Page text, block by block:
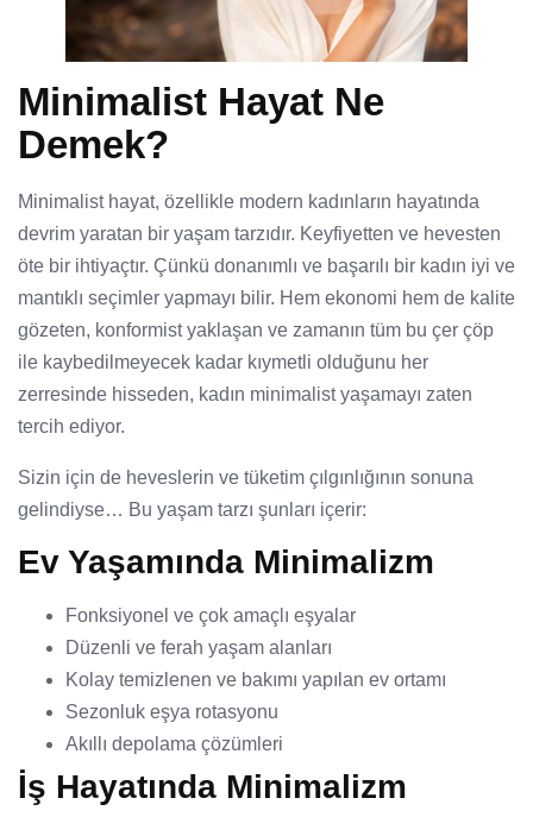
Minimalist Hayat Ne
Demek?
Minimalist hayat, özellikle modern kadınların hayatında
devrim yaratan bir yaşam tarzıdır. Keyfiyetten ve hevesten
öte bir ihtiyaçtır. Çünkü donanımlı ve başarılı bir kadın iyi ve
mantıklı seçimler yapmayı bilir. Hem ekonomi hem de kalite
gözeten, konformist yaklaşan ve zamanın tüm bu çer çöp
ile kaybedilmeyecek kadar kıymetli olduğunu her
zerresinde hisseden, kadın minimalist yaşamayı zaten
tercih ediyor.
Sizin için de heveslerin ve tüketim çılgınlığının sonuna
gelindiyse… Bu yaşam tarzı şunları içerir:
Ev Yaşamında Minimalizm
Fonksiyonel ve çok amaçlı eşyalar
Düzenli ve ferah yaşam alanları
Kolay temizlenen ve bakımı yapılan ev ortamı
Sezonluk eşya rotasyonu
Akıllı depolama çözümleri
İş Hayatında Minimalizm